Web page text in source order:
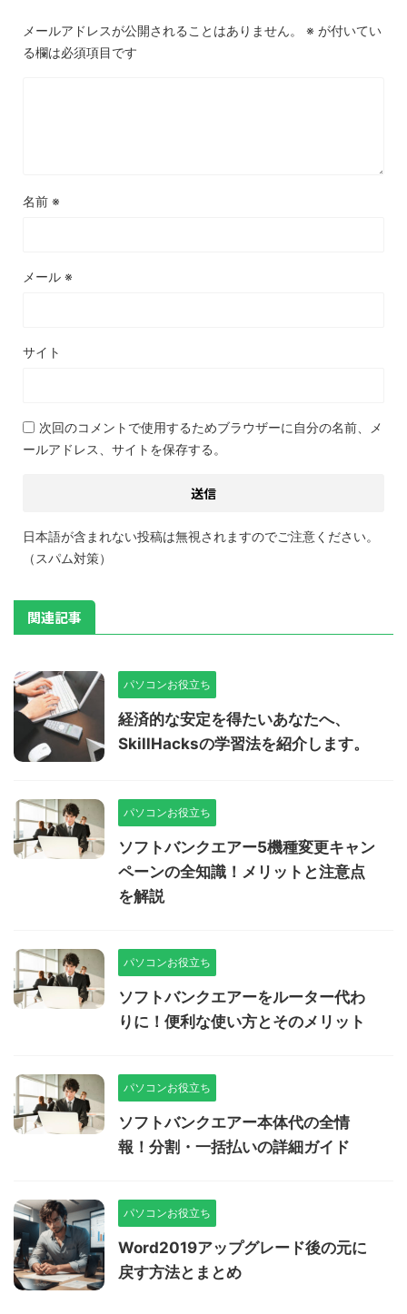
メールアドレスが公開されることはありません。 ※ が付いてい
る欄は必須項目です
名前 ※
メール ※
サイト
次回のコメントで使用するためブラウザーに自分の名前、メ
ールアドレス、サイトを保存する。
日本語が含まれない投稿は無視されますのでご注意ください。
（スパム対策）
関連記事
パソコンお役立ち
経済的な安定を得たいあなたへ、
SkillHacksの学習法を紹介します。
パソコンお役立ち
ソフトバンクエアー5機種変更キャン
ペーンの全知識！メリットと注意点
を解説
パソコンお役立ち
ソフトバンクエアーをルーター代わ
りに！便利な使い方とそのメリット
パソコンお役立ち
ソフトバンクエアー本体代の全情
報！分割・一括払いの詳細ガイド
パソコンお役立ち
Word2019アップグレード後の元に
戻す方法とまとめ